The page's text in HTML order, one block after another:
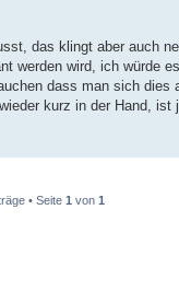
das klingt aber auch
werden wird, ich würde
dass man sich dies
kurz in der Hand, ist
• Seite 1 von 1